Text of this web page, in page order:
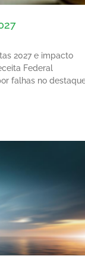
2027 e impacto
Federal
falhas no